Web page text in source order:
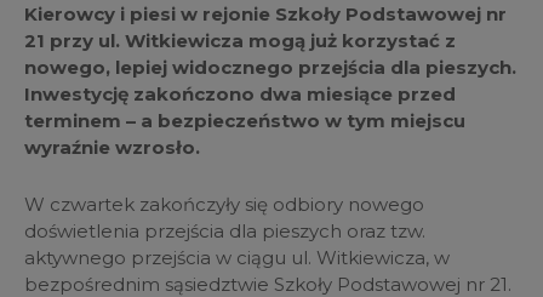
Kierowcy i piesi w rejonie Szkoły Podstawowej nr
21 przy ul. Witkiewicza mogą już korzystać z
nowego, lepiej widocznego przejścia dla pieszych.
Inwestycję zakończono dwa miesiące przed
terminem – a bezpieczeństwo w tym miejscu
wyraźnie wzrosło.
W czwartek zakończyły się odbiory nowego
doświetlenia przejścia dla pieszych oraz tzw.
aktywnego przejścia w ciągu ul. Witkiewicza, w
bezpośrednim sąsiedztwie Szkoły Podstawowej nr 21.